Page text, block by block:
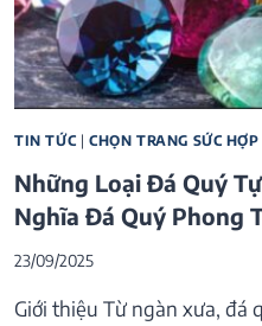
TIN TỨC | CHỌN TRANG SỨC
Những Loại Đá Quý
Nghĩa Đá Quý Phong
23/09/2025
Giới thiệu Từ ngàn xưa, đá